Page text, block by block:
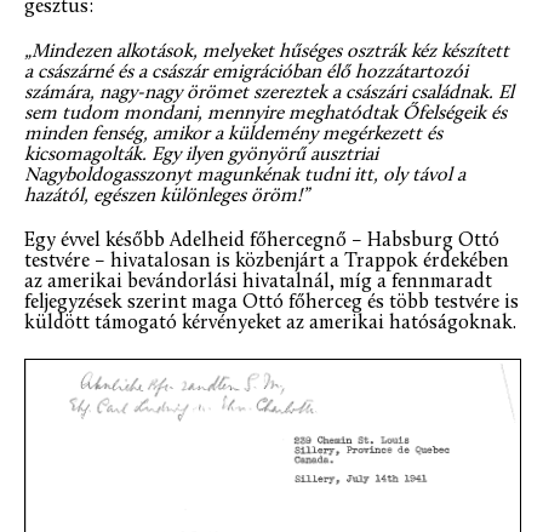
gesztus:
„Mindezen alkotások, melyeket hűséges osztrák kéz készített
a császárné és a császár emigrációban élő hozzátartozói
számára, nagy-nagy örömet szereztek a császári családnak. El
sem tudom mondani, mennyire meghatódtak Őfelségeik és
minden fenség, amikor a küldemény megérkezett és
kicsomagolták. Egy ilyen gyönyörű ausztriai
Nagyboldogasszonyt magunkénak tudni itt, oly távol a
hazától, egészen különleges öröm!”
Egy évvel később Adelheid főhercegnő – Habsburg Ottó
testvére – hivatalosan is közbenjárt a Trappok érdekében
az amerikai bevándorlási hivatalnál, míg a fennmaradt
feljegyzések szerint maga Ottó főherceg és több testvére is
küldött támogató kérvényeket az amerikai hatóságoknak.